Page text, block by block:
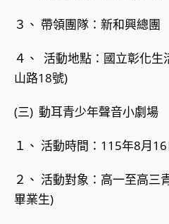
３、 帶領團隊：新和興總團
４、 活動地點：國立彰化生
山路18號)
(三) 動耳青少年聲音小劇場
１、 活動時間：115年8月
２、 活動對象：高一至高三
畢業生)